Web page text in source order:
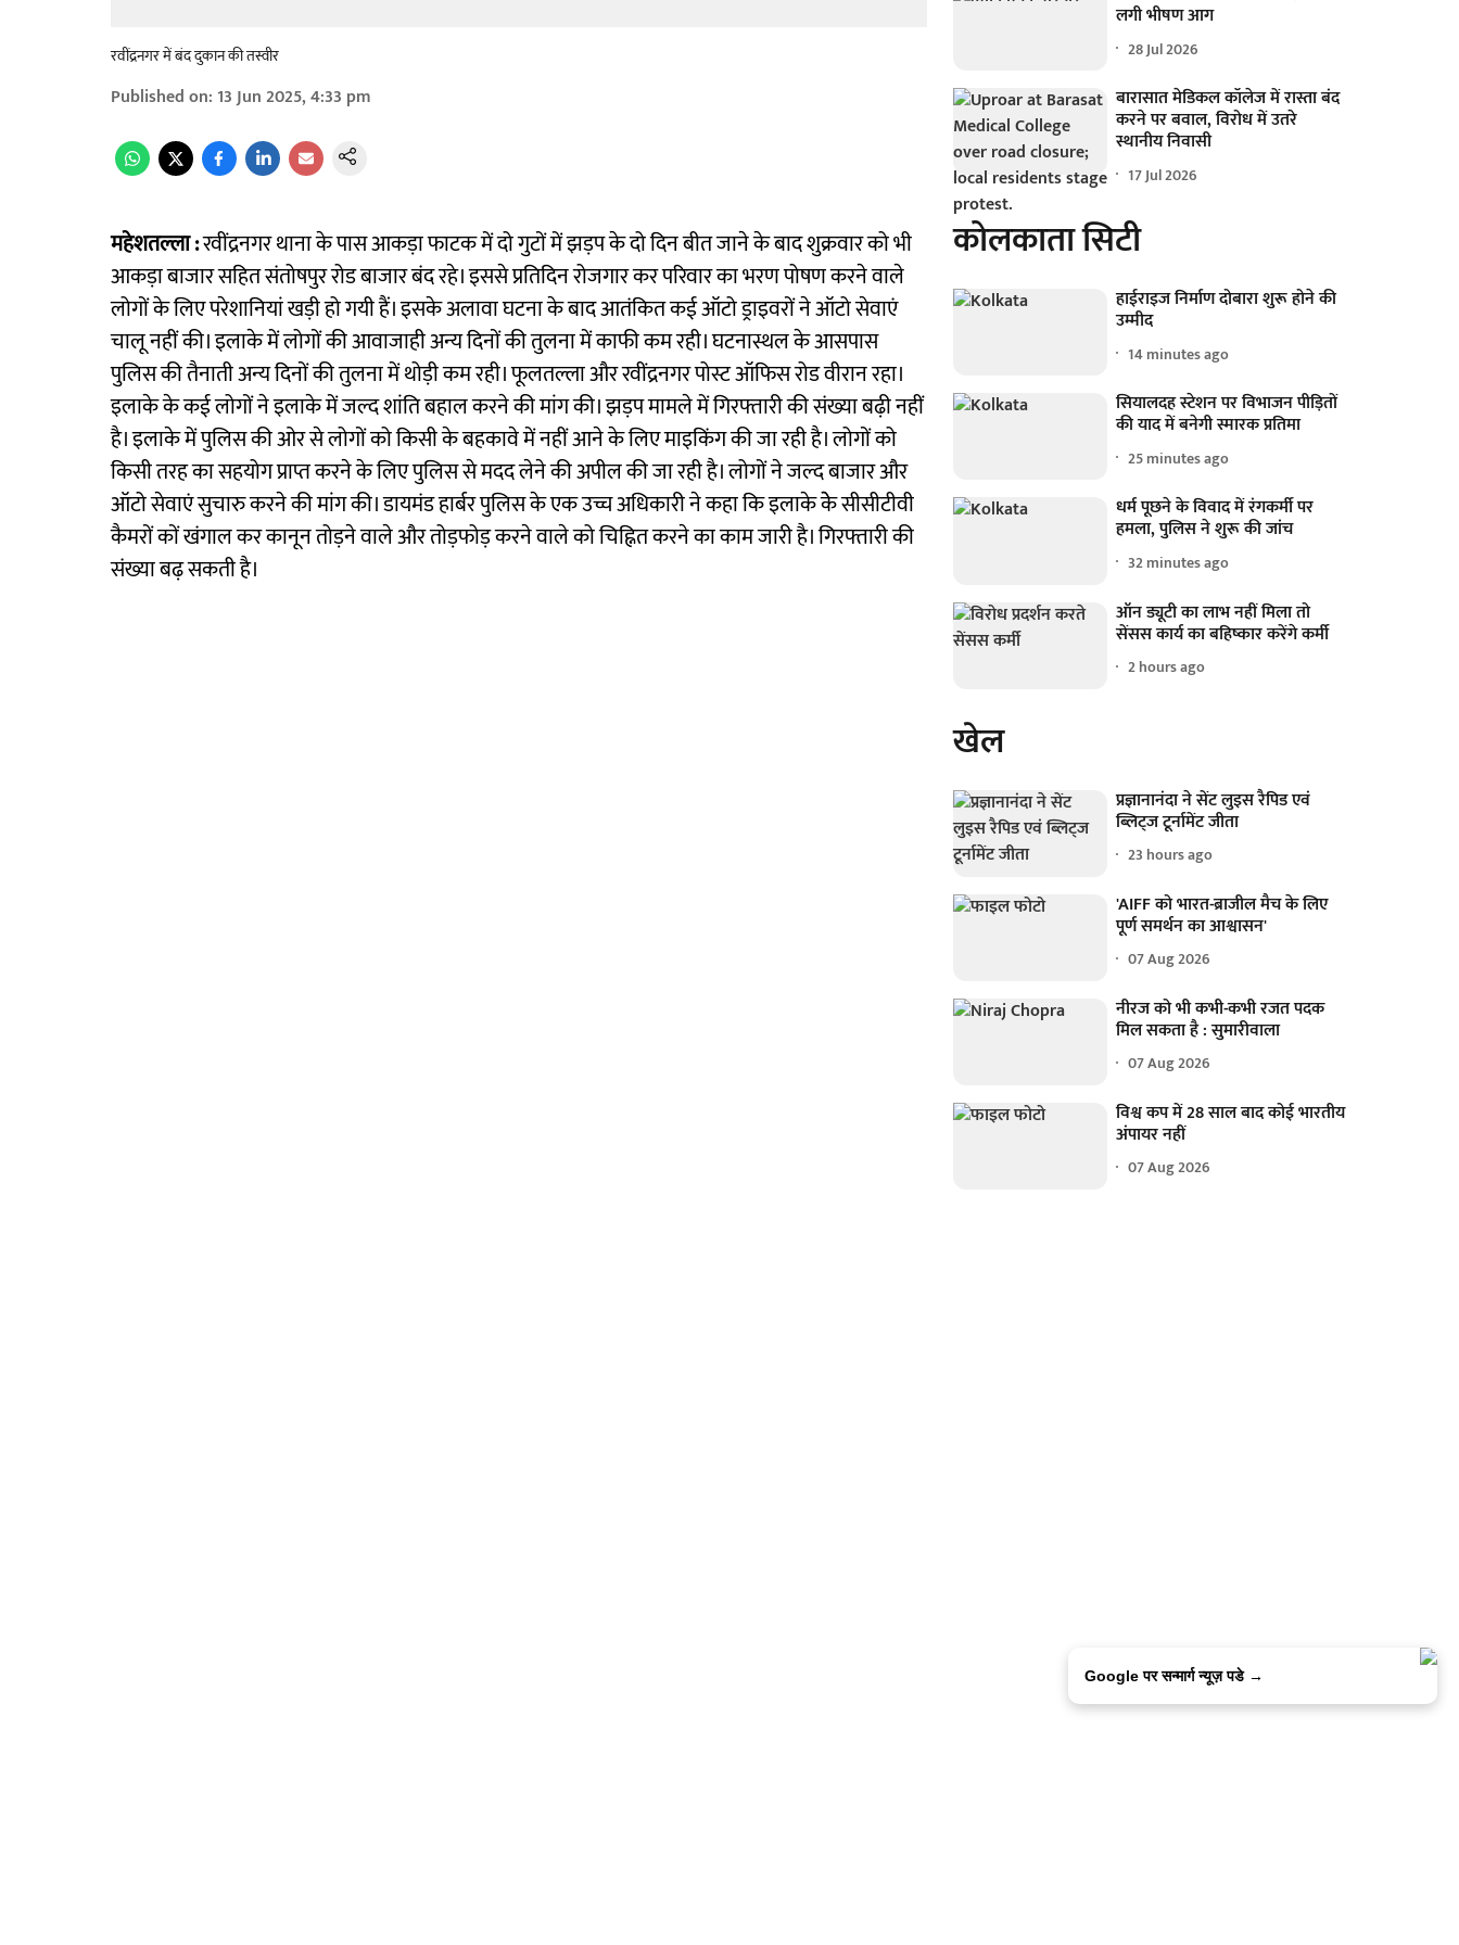
रवींद्रनगर में बंद दुकान की तस्वीर
Published on: 13 Jun 2025, 4:33 pm
महेशतल्ला :रवींद्रनगर थाना के पास आकड़ा फाटक में दो गुटों में झड़प के दो दिन बीत जाने के बाद शुक्रवार को भी
आकड़ा बाजार सहित संतोषपुर रोड बाजार बंद रहे। इससे प्रतिदिन रोजगार कर परिवार का भरण पोषण करने वाले
लोगों के लिए परेशानियां खड़ी हो गयी हैं। इसके अलावा घटना के बाद आतंकित कई ऑटो ड्राइवरों ने ऑटो सेवाएं
चालू नहीं की। इलाके में लोगों की आवाजाही अन्य दिनों की तुलना में काफी कम रही। घटनास्थल के आसपास
पुलिस की तैनाती अन्य दिनों की तुलना में थोड़ी कम रही। फूलतल्ला और रवींद्रनगर पोस्ट ऑफिस रोड वीरान रहा।
इलाके के कई लोगों ने इलाके में जल्द शांति बहाल करने की मांग की। झड़प मामले में गिरफ्तारी की संख्या बढ़ी नहीं
है। इलाके में पुलिस की ओर से लोगों को किसी के बहकावे में नहीं आने के लिए माइकिंग की जा रही है। लोगों को
किसी तरह का सहयोग प्राप्त करने के लिए पुलिस से मदद लेने की अपील की जा रही है। लोगों ने जल्द बाजार और
ऑटो सेवाएं सुचारु करने की मांग की। डायमंड हार्बर पुलिस के एक उच्च अधिकारी ने कहा कि इलाके केे सीसीटीवी
कैमरों कों खंगाल कर कानून तोड़ने वाले और तोड़फोड़ करने वाले को चिह्नित करने का काम जारी है। गिरफ्तारी की
संख्या बढ़ सकती है।
लगी भीषण आग
28 Jul 2026
बारासात मेडिकल कॉलेज में रास्ता बंद
करने पर बवाल, विरोध में उतरे
स्थानीय निवासी
17 Jul 2026
कोलकाता सिटी
हाईराइज निर्माण दोबारा शुरू होने की
उम्मीद
14 minutes ago
सियालदह स्टेशन पर विभाजन पीड़ितों
की याद में बनेगी स्मारक प्रतिमा
25 minutes ago
धर्म पूछने के विवाद में रंगकर्मी पर
हमला, पुलिस ने शुरू की जांच
32 minutes ago
ऑन ड्यूटी का लाभ नहीं मिला तो
सेंसस कार्य का बहिष्कार करेंगे कर्मी
2 hours ago
खेल
प्रज्ञानानंदा ने सेंट लुइस रैपिड एवं
ब्लिट्ज टूर्नामेंट जीता
23 hours ago
'AIFF को भारत-ब्राजील मैच के लिए
पूर्ण समर्थन का आश्वासन'
07 Aug 2026
नीरज को भी कभी-कभी रजत पदक
मिल सकता है : सुमारीवाला
07 Aug 2026
विश्व कप में 28 साल बाद कोई भारतीय
अंपायर नहीं
07 Aug 2026
Google पर सन्मार्ग न्यूज़ पडे →